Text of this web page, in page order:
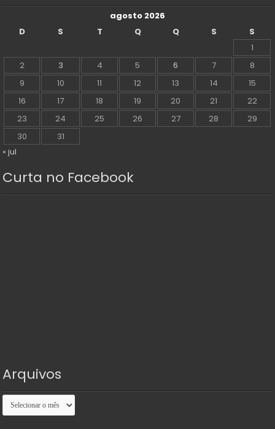
agosto 2026
D
S T Q Q S
S
1
2
3 4 5 6 7
8
9
10 11 12 13 14
15
16
17 18 19 20 21
22
23
24 25 26 27 28
29
30
31
« jul
Curta no Facebook
Arquivos
Arquivos